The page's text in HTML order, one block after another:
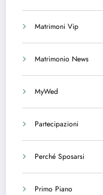
Matrimoni Vip
Matrimonio News
MyWed
Partecipazioni
Perché Sposarsi
Primo Piano